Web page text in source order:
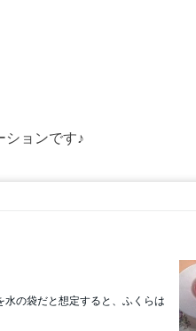
ションです♪